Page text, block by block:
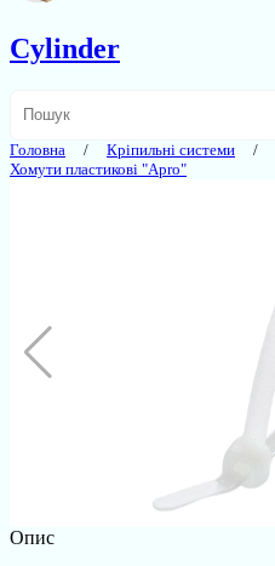
Cylinder
Головна Кріпильні системи
Хомути пластикові "Apro"
Опис